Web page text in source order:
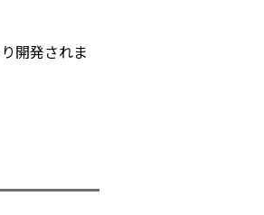
開発されま